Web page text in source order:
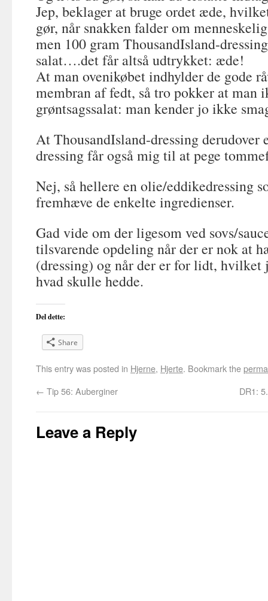
Jep, beklager at bruge ordet æde,
gør, når snakken falder om
men 100 gram ThousandIsland-
salat….det får altså udtrykket: æde!
At man ovenikøbet indhylder de gode
membran af fedt, så tro pokker at man
grøntsagssalat: man kender jo ikke
At ThousandIsland-dressing derudover
dressing får også mig til at pege
Nej, så hellere en olie/eddikedressing
fremhæve de enkelte ingredienser.
Gad vide om der ligesom ved sovs/
tilsvarende opdeling når der er nok at
(dressing) og når der er for lidt, hvilket
hvad skulle hedde.
Del dette:
Share
This entry was posted in Hjerne, Hjerte. Bookmark the
← Tip 56: Auberginer DR1:
Leave a Reply